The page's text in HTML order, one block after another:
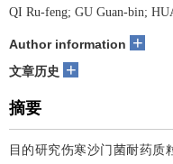
QI Ru-feng; GU Guan-bin;
Author information +
文章历史 +
摘要
目的研究伤寒沙门菌耐药质